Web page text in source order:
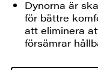
Dynorna är
för bättre
att eliminera
försämrar